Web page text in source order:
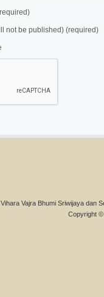
not be published) (required)
Vihara Vajra Bhumi Sriwijaya dan
Copyright ©